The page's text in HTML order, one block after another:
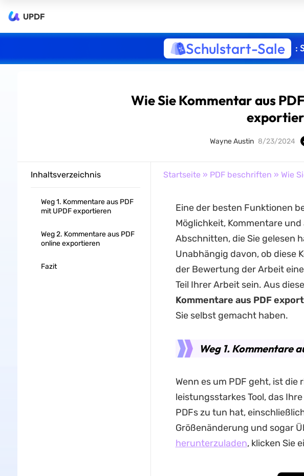
UPDF
Schulstart-Sale :
Wie Sie Kommentar aus
Wayne Austin 8/23/2024
Inhaltsverzeichnis
Weg 1. Kommentare aus PDF
mit UPDF exportieren
Weg 2. Kommentare aus PDF
online exportieren
Fazit
Startseite » PDF beschriften » Wie
Eine der besten Funktionen
Möglichkeit, Kommentare
Abschnitten, die Sie gelesen
Unabhängig davon, ob diese
der Bewertung der Arbeit
Teil Ihrer Arbeit sein. Aus
Kommentare aus PDF
Sie selbst gemacht haben.
Weg 1. Kommentare
Wenn es um PDF geht, ist
leistungsstarkes Tool, das
PDFs zu tun hat,
Größenänderung und sogar
herunterzuladen, klicken Sie